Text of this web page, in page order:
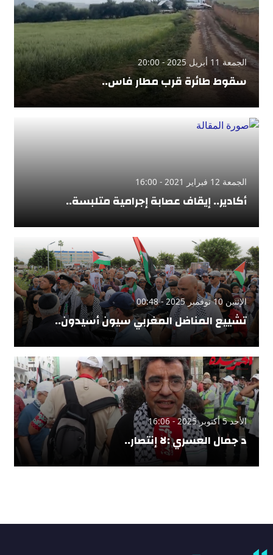
الجمعة 11 أبريل 2025 - 20:00
سقوط طائرة قرب مطار فاس..
الجمعة 12 فبراير 2021 - 16:00
أكادير.. إيقاف عصابة إجرامية متلبسة..
الإثنين 10 نوفمبر 2025 - 00:48
تشييع المناضل المغربي سيون أسيدون..
الأحد 5 أكتوبر 2025 - 16:06
د جمال العسري :لا إنتصار..